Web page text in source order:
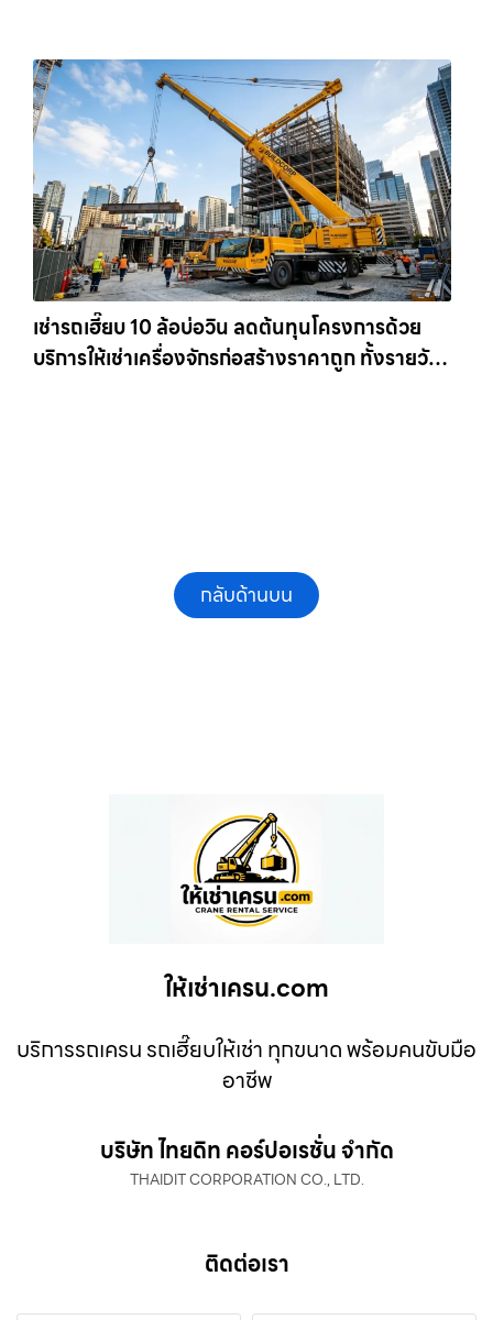
เช่ารถเฮี๊ยบ 10 ล้อบ่อวิน ลดต้นทุนโครงการด้วย
บริการให้เช่าเครื่องจักรก่อสร้างราคาถูก ทั้งรายวัน
กลับด้านบน
ให้เช่าเครน.com
บริการรถเครน รถเฮี๊ยบให้เช่า ทุกขนาด พร้อมคนขับมือ
อาชีพ
บริษัท ไทยดิท คอร์ปอเรชั่น จำกัด
THAIDIT CORPORATION CO., LTD.
ติดต่อเรา